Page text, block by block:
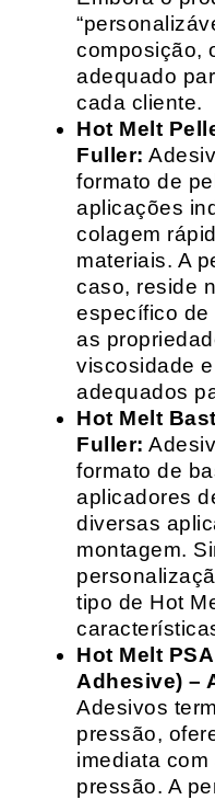
composição,
adequado
cada cliente.
Hot Melt
Fuller:
formato de
aplicações
colagem
materiais. A
caso, reside
específico de
as
viscosidade
adequados
Hot Melt
Fuller:
formato de
aplicadores
diversas
montagem.
tipo de Hot
Hot Melt
Adhesive) –
Adesivos
pressão,
imediata
pressão. A